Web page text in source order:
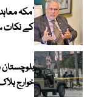
‘مکہ
کے نکات
خوارج